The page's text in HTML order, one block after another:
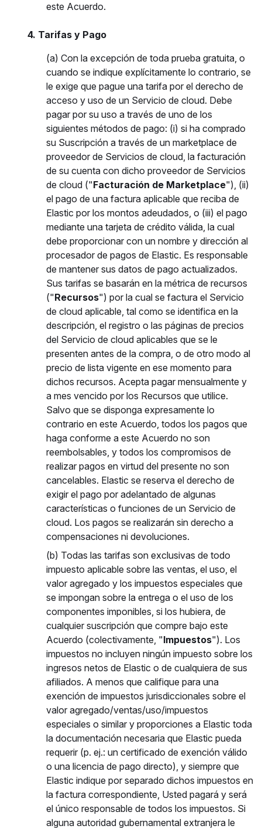
este Acuerdo.
4. Tarifas y Pago
(a) Con la excepción de toda prueba gratuita, o
cuando se indique explícitamente lo contrario, se
le exige que pague una tarifa por el derecho de
acceso y uso de un Servicio de cloud. Debe
pagar por su uso a través de uno de los
siguientes métodos de pago: (i) si ha comprado
su Suscripción a través de un marketplace de
proveedor de Servicios de cloud, la facturación
de su cuenta con dicho proveedor de Servicios
de cloud ("Facturación de Marketplace"), (ii)
el pago de una factura aplicable que reciba de
Elastic por los montos adeudados, o (iii) el pago
mediante una tarjeta de crédito válida, la cual
debe proporcionar con un nombre y dirección al
procesador de pagos de Elastic. Es responsable
de mantener sus datos de pago actualizados.
Sus tarifas se basarán en la métrica de recursos
("Recursos") por la cual se factura el Servicio
de cloud aplicable, tal como se identifica en la
descripción, el registro o las páginas de precios
del Servicio de cloud aplicables que se le
presenten antes de la compra, o de otro modo al
precio de lista vigente en ese momento para
dichos recursos. Acepta pagar mensualmente y
a mes vencido por los Recursos que utilice.
Salvo que se disponga expresamente lo
contrario en este Acuerdo, todos los pagos que
haga conforme a este Acuerdo no son
reembolsables, y todos los compromisos de
realizar pagos en virtud del presente no son
cancelables. Elastic se reserva el derecho de
exigir el pago por adelantado de algunas
características o funciones de un Servicio de
cloud. Los pagos se realizarán sin derecho a
compensaciones ni devoluciones.
(b) Todas las tarifas son exclusivas de todo
impuesto aplicable sobre las ventas, el uso, el
valor agregado y los impuestos especiales que
se impongan sobre la entrega o el uso de los
componentes imponibles, si los hubiera, de
cualquier suscripción que compre bajo este
Acuerdo (colectivamente, "Impuestos"). Los
impuestos no incluyen ningún impuesto sobre los
ingresos netos de Elastic o de cualquiera de sus
afiliados. A menos que califique para una
exención de impuestos jurisdiccionales sobre el
valor agregado/ventas/uso/impuestos
especiales o similar y proporciones a Elastic toda
la documentación necesaria que Elastic pueda
requerir (p. ej.: un certificado de exención válido
o una licencia de pago directo), y siempre que
Elastic indique por separado dichos impuestos en
la factura correspondiente, Usted pagará y será
el único responsable de todos los impuestos. Si
alguna autoridad gubernamental extranjera le